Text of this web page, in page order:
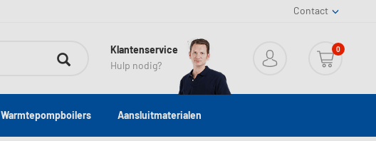
Contact
Klantenservice
Hulp nodig?
0
Warmtepompboilers Aansluitmaterialen